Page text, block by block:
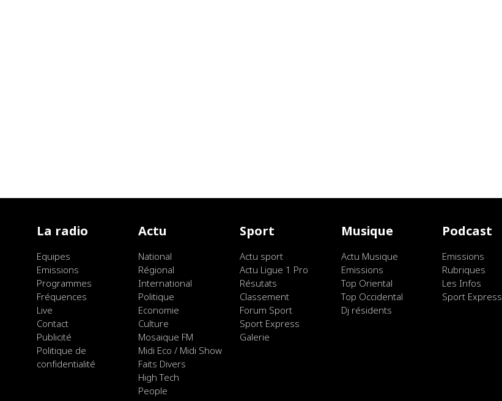
La radio
Equipes
Emissions
Programmes
Fréquences
Live
Contact
Publicité
Politique de
confidentialité
Actu
National
Régional
International
Politique
Economie
Culture
Mosaique FM
Midi Eco / Midi Show
Faits Divers
High Tech
People
Sport
Actu sport
Actu Ligue 1 Pro
Résutats
Classement
Forum Sport
Sport Express
Galerie
Musique
Actu Musique
Emissions
Top Oriental
Top Occidental
Dj résidents
Podcast
Emissions
Rubriques
Les Infos
Sport Express